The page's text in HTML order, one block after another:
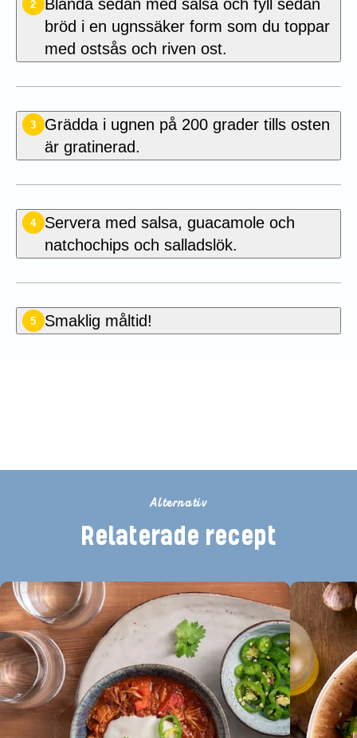
2
Blanda sedan med salsa och fyll sedan
bröd i en ugnssäker form som du toppar
med ostsås och riven ost.
3
Grädda i ugnen på 200 grader tills osten
är gratinerad.
4
Servera med salsa, guacamole och
natchochips och salladslök.
5 Smaklig måltid!
Alternativ
Relaterade recept